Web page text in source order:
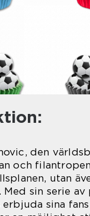
den
och
utan
sin serie av
sina